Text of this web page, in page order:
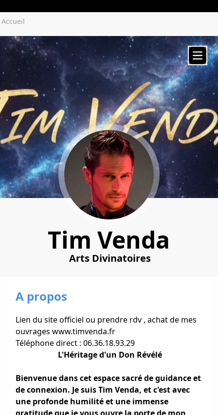
Accueil
Tim Venda
Arts Divinatoires
A propos
Lien du site officiel ou prendre rdv , achat de mes
ouvrages www.timvenda.fr
Téléphone direct : 06.36.18.93.29
L'Héritage d'un Don Révélé
Bienvenue dans cet espace sacré de guidance et
de connexion. Je suis Tim Venda, et c'est avec
une profonde humilité et une immense